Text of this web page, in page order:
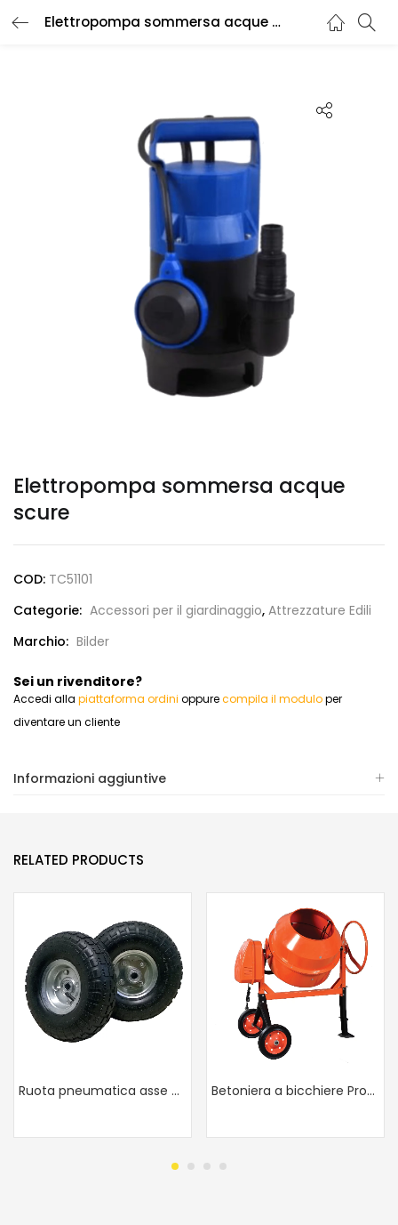
Elettropompa sommersa acque scure
Elettropompa sommersa acque
scure
COD: TC51101
Categorie: Accessori per il giardinaggio, Attrezzature Edili
Marchio: Bilder
Sei un rivenditore?
Accedi alla piattaforma ordini oppurecompila il moduloper
diventare un cliente
Informazioni aggiuntive
RELATED PRODUCTS
Ruota pneumatica asse decentrato Betoniera a bicchiere Professional